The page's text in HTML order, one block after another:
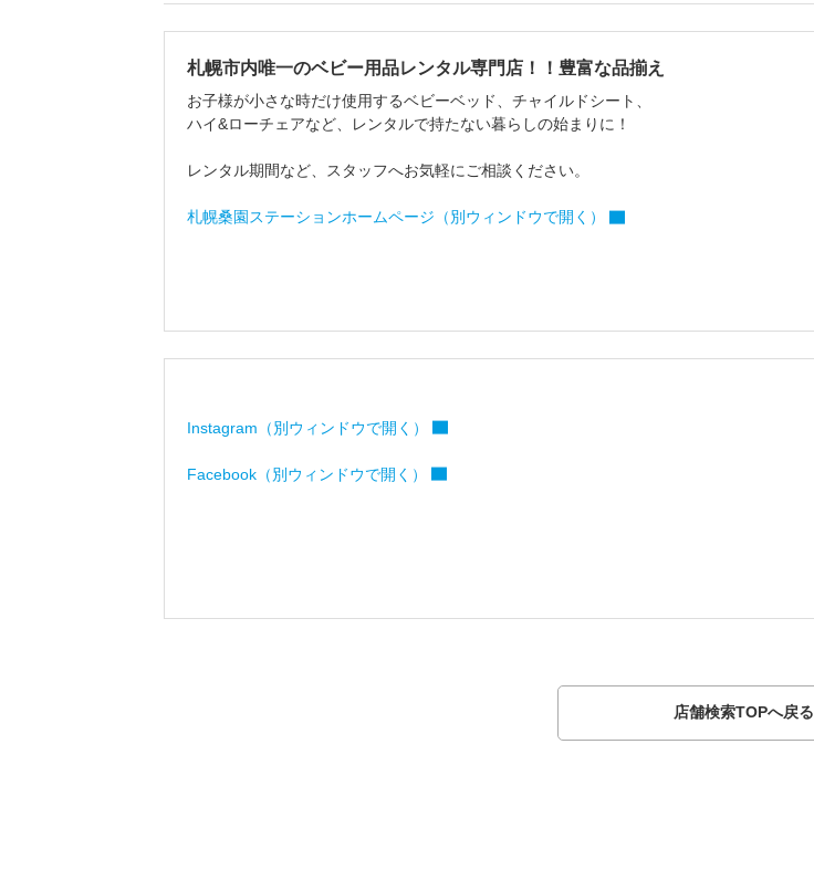
札幌市内唯一のベビー用品レンタル専門店！！豊富な品揃え
お子様が小さな時だけ使用するベビーベッド、チャイルドシート、
ハイ&ローチェアなど、レンタルで持たない暮らしの始まりに！
レンタル期間など、スタッフへお気軽にご相談ください。
札幌桑園ステーションホームページ（別ウィンドウで開く）
Instagram（別ウィンドウで開く）
Facebook（別ウィンドウで開く）
店舗検索TOPへ戻る